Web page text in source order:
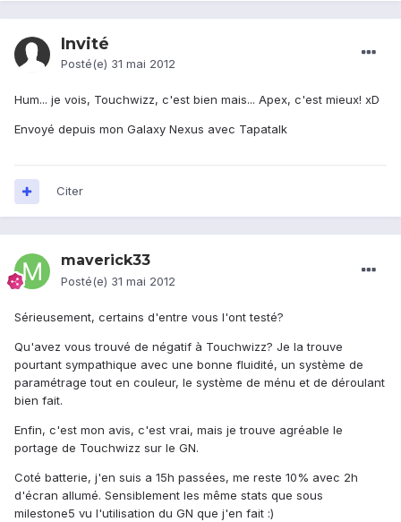
Invité
Posté(e) 31 mai 2012
Hum... je vois, Touchwizz, c'est bien mais... Apex, c'est mieux! xD
Envoyé depuis mon Galaxy Nexus avec Tapatalk
Citer
maverick33
Posté(e) 31 mai 2012
Sérieusement, certains d'entre vous l'ont testé?
Qu'avez vous trouvé de négatif à Touchwizz? Je la trouve
pourtant sympathique avec une bonne fluidité, un système de
paramétrage tout en couleur, le système de ménu et de déroulant
bien fait.
Enfin, c'est mon avis, c'est vrai, mais je trouve agréable le
portage de Touchwizz sur le GN.
Coté batterie, j'en suis a 15h passées, me reste 10% avec 2h
d'écran allumé. Sensiblement les même stats que sous
milestone5 vu l'utilisation du GN que j'en fait :)